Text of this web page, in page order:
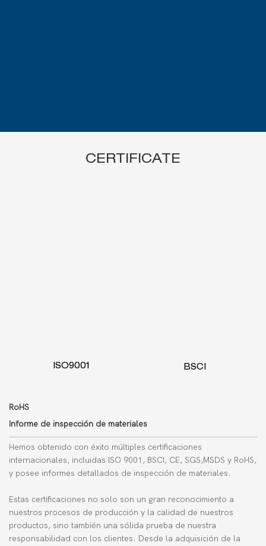
CERTIFICATE
ISO9001 BSCI
RoHS
Informe de inspección de materiales
Hemos obtenido con éxito múltiples certificaciones
internacionales, incluidas ISO 9001, BSCI, CE, SGS,MSDS y RoHS,
y posee informes detallados de inspección de materiales.
Estas certificaciones no solo son un gran reconocimiento a
nuestros procesos de producción y la calidad de nuestros
productos, sino también una sólida prueba de nuestra
responsabilidad con los clientes. Desde la adquisición de la